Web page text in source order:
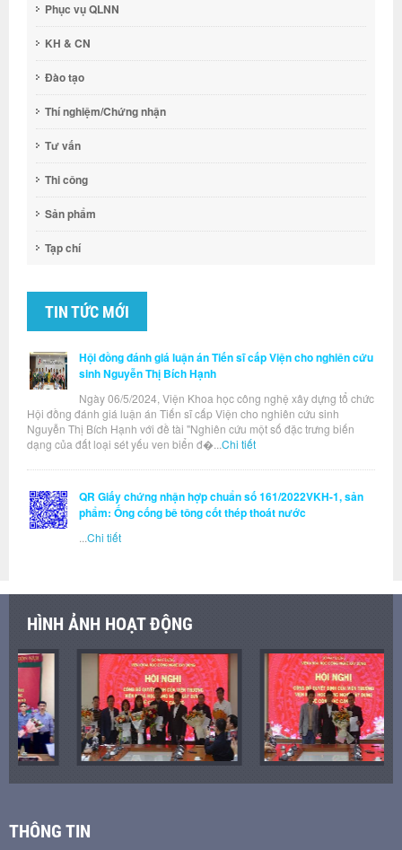
Phục vụ QLNN
KH & CN
Đào tạo
Thí nghiệm/Chứng nhận
Tư vấn
Thi công
Sản phẩm
Tạp chí
TIN TỨC MỚI
Hội đồng đánh giá luận án Tiến sĩ cấp Viện cho nghiên cứu
sinh Nguyễn Thị Bích Hạnh
Ngày 06/5/2024, Viện Khoa học công nghệ xây dựng tổ chức
Hội đồng đánh giá luận án Tiến sĩ cấp Viện cho nghiên cứu sinh
Nguyễn Thị Bích Hạnh với đề tài "Nghiên cứu một số đặc trưng biến
dạng của đất loại sét yếu ven biển đ�... Chi tiết
QR Giấy chứng nhận hợp chuẩn số 161/2022VKH-1, sản
phẩm: Ống cống bê tông cốt thép thoát nước
Chi tiết
HÌNH ẢNH HOẠT ĐỘNG
THÔNG TIN